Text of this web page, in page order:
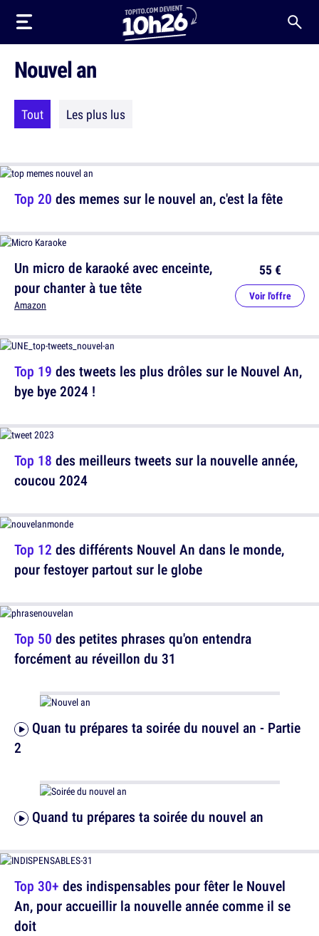
Nouvel an
Tout Les plus lus
Top 20 des memes sur le nouvel an, c'est la fête
Un micro de karaoké avec enceinte,
pour chanter à tue tête
Amazon
55 €
Voir l'offre
Top 18 des meilleurs tweets sur la nouvelle année,
coucou 2024
Top 50 des petites phrases qu'on entendra
forcément au réveillon du 31
Quand tu prépares ta soirée du nouvel an
Top 19 des tweets les plus drôles sur le Nouvel An,
bye bye 2024 !
Top 12 des différents Nouvel An dans le monde,
pour festoyer partout sur le globe
2
Top 30+ des indispensables pour fêter le Nouvel
An, pour accueillir la nouvelle année comme il se
doit